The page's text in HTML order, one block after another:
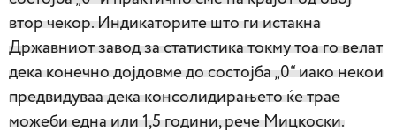
втор чекор. Индикаторите што ги истакна
Државниот завод за статистика токму тоа го велат
дека конечно дојдовме до состојба „0“ иако некои
предвидуваа дека консолидирањето ќе трае
можеби една или 1,5 години, рече Мицкоски.